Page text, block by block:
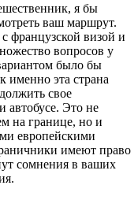
я бы
ваш маршрут.
французской визой и
вопросов у
было бы
именно эта страна
свое
автобусе. Это не
на границе, но и
европейскими
имеют право
сомнения в ваших